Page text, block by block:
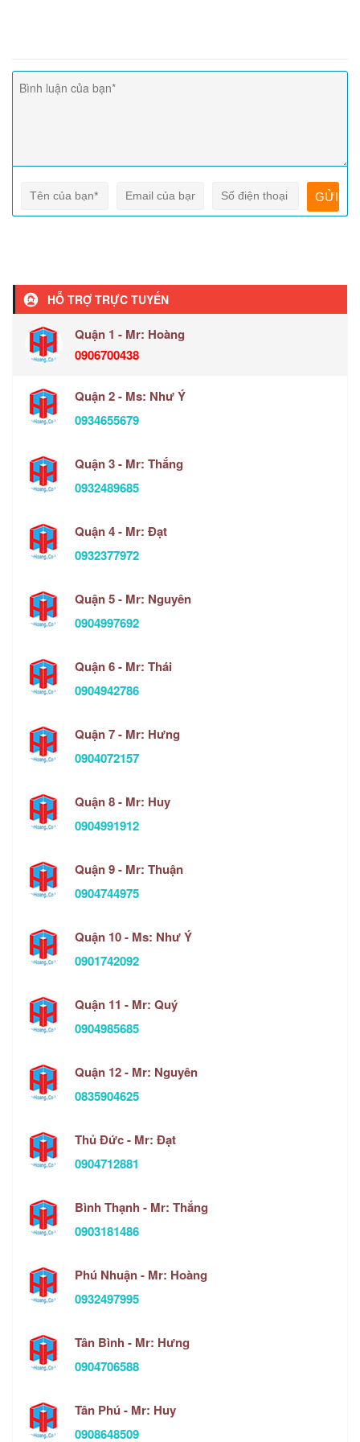
HỖ TRỢ TRỰC TUYẾN
Quận 1 - Mr: Hoàng
0906700438
Quận 2 - Ms: Như Ý
0934655679
Quận 3 - Mr: Thắng
0932489685
Quận 4 - Mr: Đạt
0932377972
Quận 5 - Mr: Nguyên
0904997692
Quận 6 - Mr: Thái
0904942786
Quận 7 - Mr: Hưng
0904072157
Quận 8 - Mr: Huy
0904991912
Quận 9 - Mr: Thuận
0904744975
Quận 10 - Ms: Như Ý
0901742092
Quận 11 - Mr: Quý
0904985685
Quận 12 - Mr: Nguyên
0835904625
Thủ Đức - Mr: Đạt
0904712881
Bình Thạnh - Mr: Thắng
0903181486
Phú Nhuận - Mr: Hoàng
0932497995
Tân Bình - Mr: Hưng
0904706588
Tân Phú - Mr: Huy
0908648509